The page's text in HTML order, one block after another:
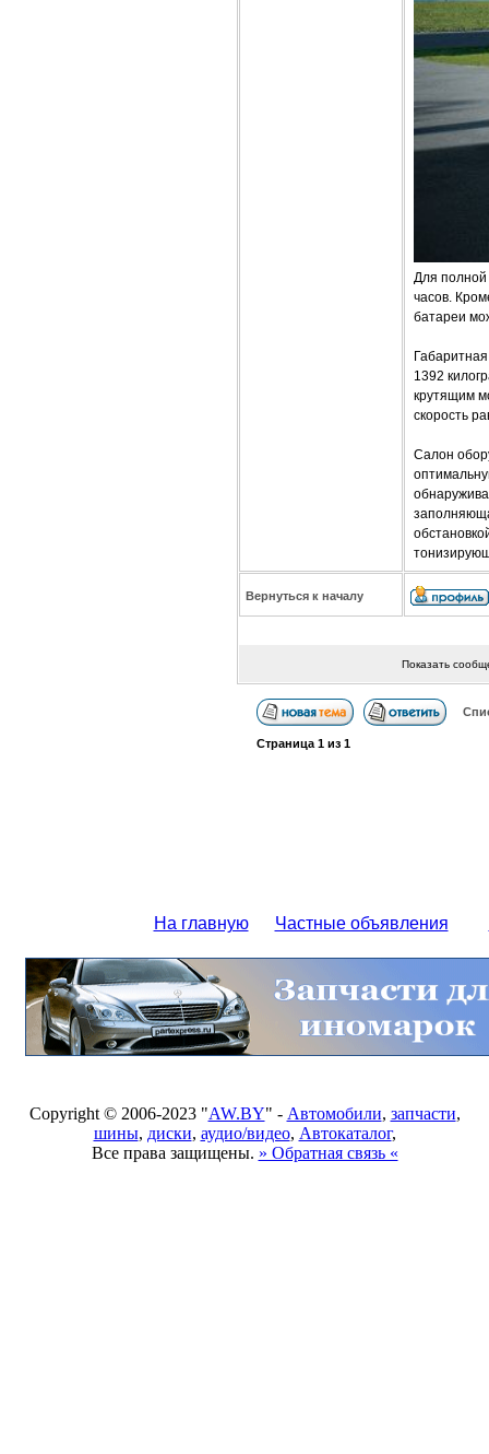
Для полной
часов.
батареи
1392
крутящим
скорость
Салон
Вернуться к началу
Показать
Страница 1из 1
На главную Частные объявления
Copyright © 2006-2023 "AW.BY" - Автомобили, запчасти,
шины, диски, аудио/видео, Автокаталог,
Все права защищены. » Обратная связь «